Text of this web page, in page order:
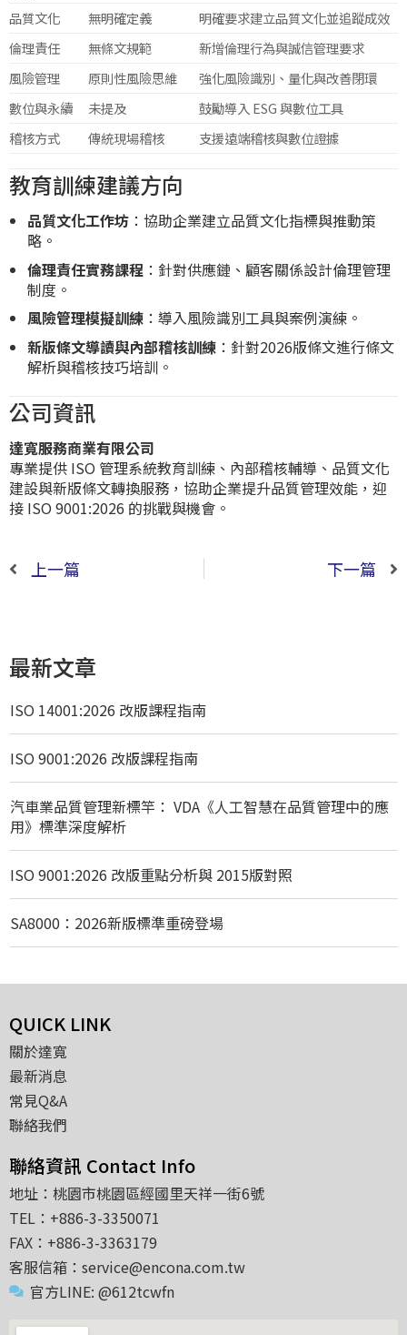
品質文化
無明確定義
明確要求建立品質文化並追蹤成效
倫理責任
無條文規範
新增倫理行為與誠信管理要求
風險管理
原則性風險思維
強化風險識別、量化與改善閉環
數位與永續
未提及
鼓勵導入 ESG 與數位工具
稽核方式
傳統現場稽核 支援遠端稽核與數位證據
教育訓練建議方向
品質文化工作坊 ：協助企業建立品質文化指標與推動策
略。
倫理責任實務課程 ：針對供應鏈、顧客關係設計倫理管理
制度。
風險管理模擬訓練 ：導入風險識別工具與案例演練。
新版條文導讀與內部稽核訓練 ：針對2026版條文進行條文
解析與稽核技巧培訓。
公司資訊
達寬服務商業有限公司
專業提供 ISO 管理系統教育訓練、內部稽核輔導、品質文化
建設與新版條文轉換服務，協助企業提升品質管理效能，迎
接 ISO 9001:2026 的挑戰與機會。
上一篇 下一篇
最新文章
ISO 14001:2026 改版課程指南
ISO 9001:2026 改版課程指南
汽車業品質管理新標竿： VDA《人工智慧在品質管理中的應
用》標準深度解析
ISO 9001:2026 改版重點分析與 2015版對照
SA8000：2026新版標準重磅登場
QUICK LINK
關於達寬
最新消息
常見Q&A
聯絡我們
聯絡資訊 Contact Info
地址：桃園市桃園區經國里天祥一街6號
TEL：+886-3-3350071
FAX：+886-3-3363179
客服信箱：service@encona.com.tw
官方LINE: @612tcwfn